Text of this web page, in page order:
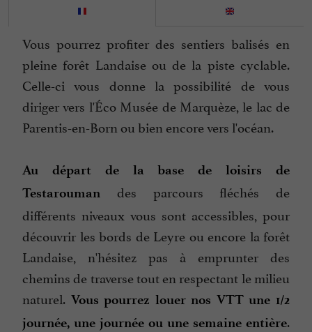
Vous pourrez profiter des sentiers balisés en
pleine forêt Landaise ou de la piste cyclable.
Celle-ci vous donne la possibilité de vous
diriger vers l'Éco Musée de Marquèze, le lac de
Parentis-en-Born ou bien encore vers l'océan.
Au départ de la base de loisirs de
Testarouman
des parcours fléchés de
différents niveaux vous sont accessibles, pour
découvrir les bords de Leyre ou encore la forêt
Landaise, n'hésitez pas à emprunter des
chemins de traverse tout en respectant le milieu
naturel. Vous pourrez louer nos VTT une 1/2
journée, une journée ou une semaine entière.